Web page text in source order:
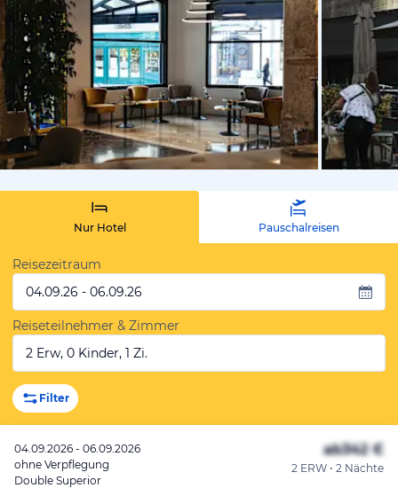
von
Nur Hotel Pauschalreisen
Reisezeitraum
04.09.26 - 06.09.26
Reiseteilnehmer & Zimmer
2 Erw, 0 Kinder, 1 Zi.
Filter
04.09.2026 - 06.09.2026
ohne Verpflegung
Double Superior
ab342 €
2 ERW • 2 Nächte